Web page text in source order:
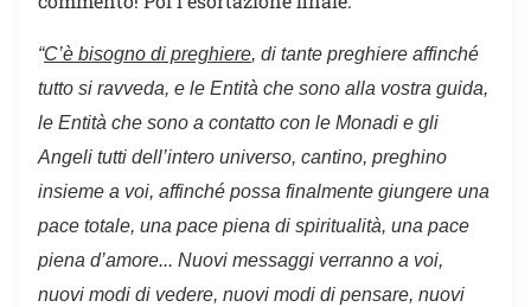
“C’è bisogno di preghiere, di tante preghiere affinché
tutto si ravveda, e le Entità che sono alla vostra guida,
le Entità che sono a contatto con le Monadi e gli
Angeli tutti dell’intero universo, cantino, preghino
insieme a voi, affinché possa finalmente giungere una
pace totale, una pace piena di spiritualità, una pace
piena d’amore... Nuovi messaggi verranno a voi,
nuovi modi di vedere, nuovi modi di pensare, nuovi